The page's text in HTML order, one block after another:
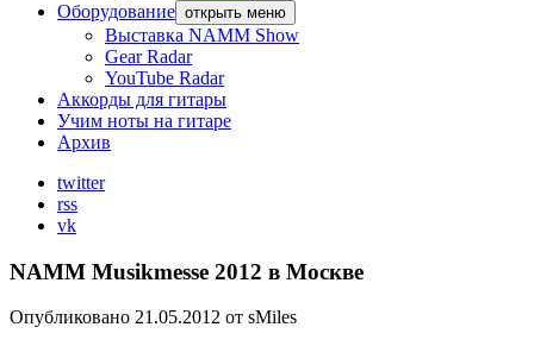
Оборудование открыть меню
Выставка NAMM Show
Gear Radar
YouTube Radar
Аккорды для гитары
Учим ноты на гитаре
Архив
twitter
rss
vk
NAMM Musikmesse 2012 в Москве
Опубликовано 21.05.2012 от sMiles